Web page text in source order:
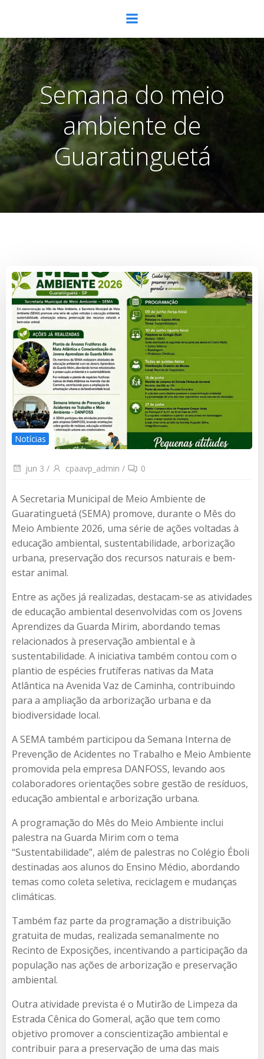
para
o
conteúdo
Semana do meio
ambiente de
Guaratinguetá
Notícias
jun 3 / cpaavp_admin / 0
A Secretaria Municipal de Meio Ambiente de
Guaratinguetá (SEMA) promove, durante o Mês do
Meio Ambiente 2026, uma série de ações voltadas à
educação ambiental, sustentabilidade, arborização
urbana, preservação dos recursos naturais e bem-
estar animal.
Entre as ações já realizadas, destacam-se as atividades
de educação ambiental desenvolvidas com os Jovens
Aprendizes da Guarda Mirim, abordando temas
relacionados à preservação ambiental e à
sustentabilidade. A iniciativa também contou com o
plantio de espécies frutíferas nativas da Mata
Atlântica na Avenida Vaz de Caminha, contribuindo
para a ampliação da arborização urbana e da
biodiversidade local.
A SEMA também participou da Semana Interna de
Prevenção de Acidentes no Trabalho e Meio Ambiente
promovida pela empresa DANFOSS, levando aos
colaboradores orientações sobre gestão de resíduos,
educação ambiental e arborização urbana.
A programação do Mês do Meio Ambiente inclui
palestra na Guarda Mirim com o tema
“Sustentabilidade”, além de palestras no Colégio Éboli
destinadas aos alunos do Ensino Médio, abordando
temas como coleta seletiva, reciclagem e mudanças
climáticas.
Também faz parte da programação a distribuição
gratuita de mudas, realizada semanalmente no
Recinto de Exposições, incentivando a participação da
população nas ações de arborização e preservação
ambiental.
Outra atividade prevista é o Mutirão de Limpeza da
Estrada Cênica do Gomeral, ação que tem como
objetivo promover a conscientização ambiental e
contribuir para a preservação de uma das mais